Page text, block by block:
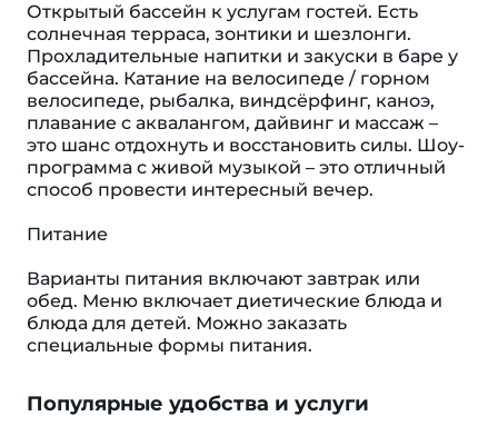
Открытый бассейн к услугам гостей. Есть
солнечная терраса, зонтики и шезлонги.
Прохладительные напитки и закуски в баре у
бассейна. Катание на велосипеде / горном
велосипеде, рыбалка, виндсёрфинг, каноэ,
плавание с аквалангом, дайвинг и массаж –
это шанс отдохнуть и восстановить силы. Шоу-
программа с живой музыкой – это отличный
способ провести интересный вечер.
Питание
Варианты питания включают завтрак или
обед. Меню включает диетические блюда и
блюда для детей. Можно заказать
специальные формы питания.
Популярные удобства и услуги